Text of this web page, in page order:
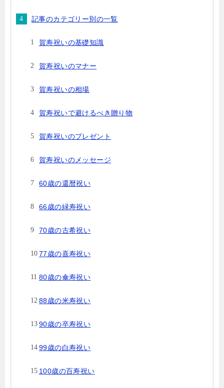
記事のカテゴリー別の一覧
賀寿祝いの基礎知識
賀寿祝いのマナー
賀寿祝いの相場
賀寿祝いで避けるべき贈り物
賀寿祝いのプレゼント
賀寿祝いのメッセージ
60歳の還暦祝い
66歳の緑寿祝い
70歳の古希祝い
77歳の喜寿祝い
80歳の傘寿祝い
88歳の米寿祝い
90歳の卒寿祝い
99歳の白寿祝い
100歳の百寿祝い